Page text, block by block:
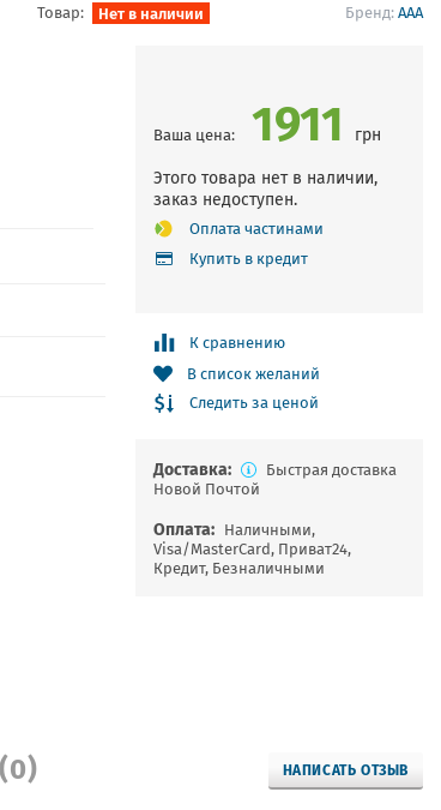
Товар: Нет в наличии Бренд:AAA
Ваша цена: 1911
грн
Этого товара нет в наличии,
заказ недоступен.
Оплата частинами
Купить в кредит
К сравнению
В список желаний
Следить за ценой
Доставка:
Быстрая доставка
Новой Почтой
Оплата: Наличными,
Visa/MasterCard, Приват24,
Кредит, Безналичными
(0) НАПИСАТЬ ОТЗЫВ